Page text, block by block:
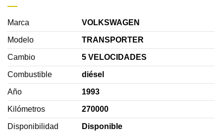
Marca VOLKSWAGEN
Modelo TRANSPORTER
Cambio 5 VELOCIDADES
Combustible diésel
Año 1993
Kilómetros 270000
Disponibilidad Disponible